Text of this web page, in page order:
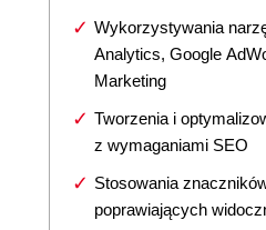
Wykorzystywania
Analytics, Google
Marketing
Tworzenia i
z wymaganiami SEO
Stosowania
poprawiających